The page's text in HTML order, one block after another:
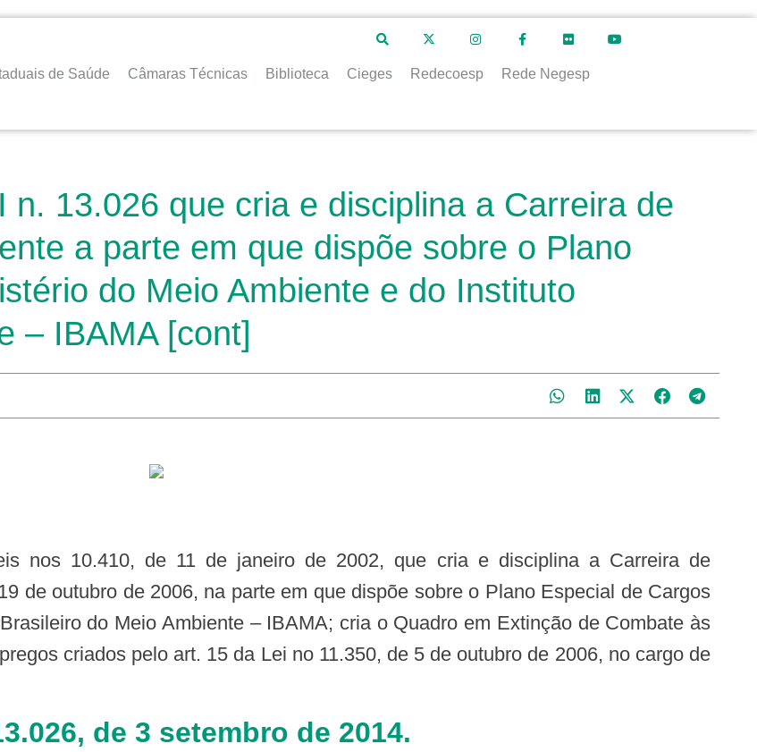
de Saúde Câmaras Técnicas Biblioteca Cieges Redecoesp Rede Negesp
13.026 que cria e disciplina a Carreira de
a parte em que dispõe sobre o Plano
do Meio Ambiente e do Instituto
– IBAMA [cont]
de outubro de 2006, na parte em que dispõe sobre o Plano Especial de Cargos
do Meio Ambiente – IBAMA; cria o Quadro em Extinção de Combate às
criados pelo art. 15 da Lei no 11.350, de 5 de outubro de 2006, no cargo de
de 3 setembro de 2014.